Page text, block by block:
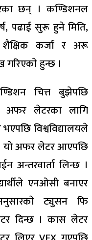
छन् । कण्डिशनल
पढाई सुरू हुने मिति,
कर्जा र अरू
हुन्छ ।
कण्डिशन चित्त बुझेपछि
अफर लेटरका लागि
विश्वविद्यालयले
याे अफर लेटर आएपछि
अन्तरवार्ता लिन्छ ।
एनओसी बनाएर
ट्युसन फि
दिन्छ । कास लेटर